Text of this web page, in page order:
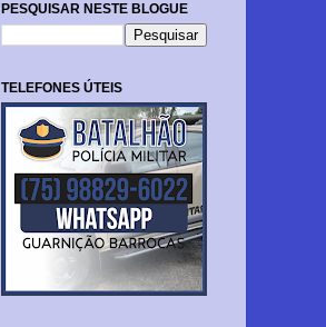
PESQUISAR NESTE BLOGUE
TELEFONES ÚTEIS